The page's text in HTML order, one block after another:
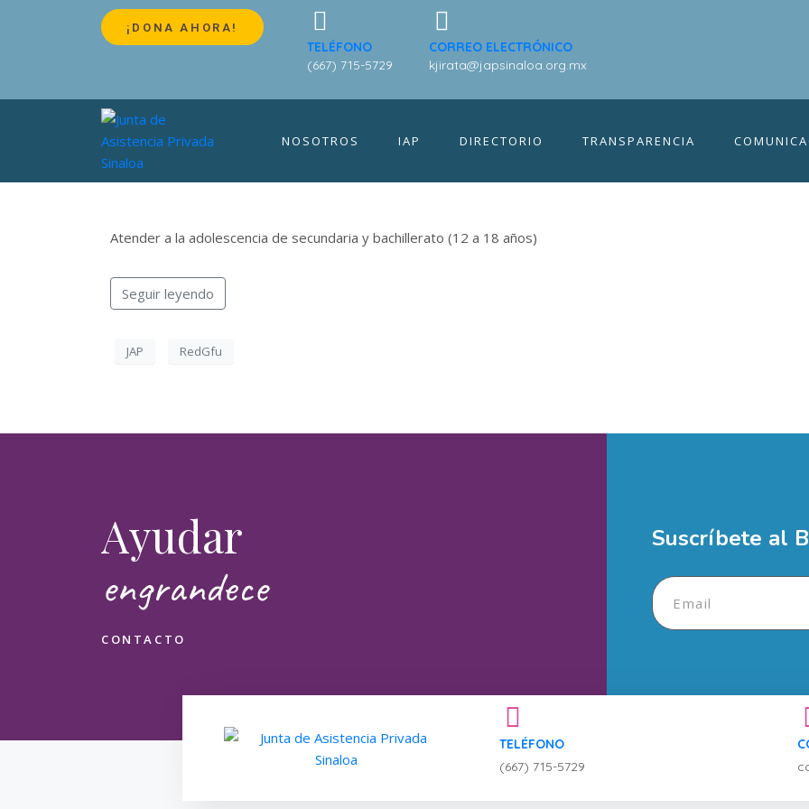
¡DONA AHORA!
TELÉFONO
(667) 715-5729
CORREO ELECTRÓNICO
kjirata@japsinaloa.org.mx
NOSOTROS IAP DIRECTORIO TRANSPARENCIA
Lanza la JAP Sinaloa junto con la
la Fraternidad Humana taller
Armonía»
Atender a la adolescencia de secundaria y bachillerato (12 a 18 años)
Seguir leyendo
JAP RedGfu
Ayudar
engrandece
CONTACTO
Suscríbete al
TELÉFONO
(667) 715-5729
Enviar